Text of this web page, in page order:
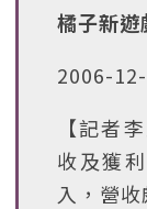
橘子新遊
2006-
【記者
收及獲
入，營